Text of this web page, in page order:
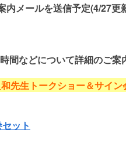
内メールを送信予定(4/27更
間などについて詳細のご案
先生トークショー＆サイ
ット